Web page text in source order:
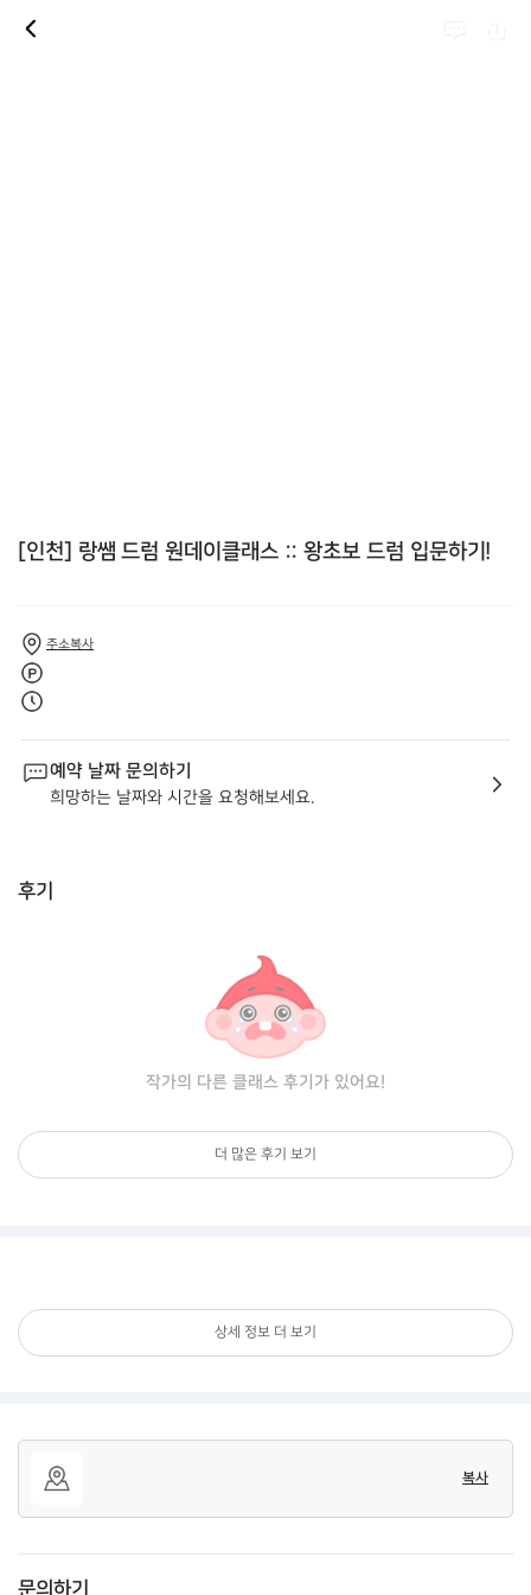
[인천] 랑쌤 드럼 원데이클래스 :: 왕초보 드럼 입문하기!
주소복사
예약 날짜 문의하기
희망하는 날짜와 시간을 요청해보세요.
후기
작가의 다른 클래스 후기가 있어요!
더 많은 후기 보기
상세 정보 더 보기
복사
문의하기